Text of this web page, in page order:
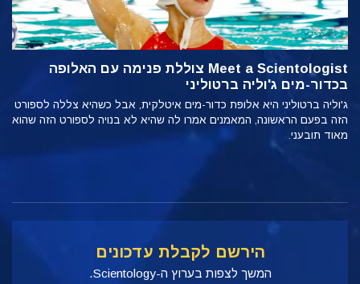
Meet a Scientologist צוללת פנימה עם האלופה
בכדור-מים ג'וליה ברטוליני
ג'וליה ברטוליני היא אלופת כדור-מים איטלקית, אבל כשהיא צללה לספורט
הזה בפעם הראשונה, המאמנים אמרו לה שהיא לא בנויה לספורט הזה שהוא
מאוד תובעני.
הירשם לקבלת עדכונים
המשך לצפות בערוץ ה-Scientology.